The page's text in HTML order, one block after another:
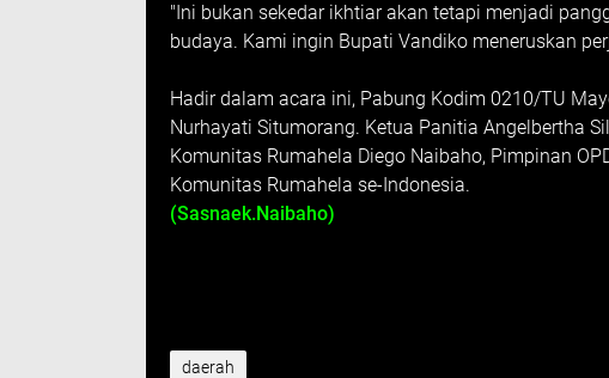
"Ini bukan sekedar ikhtiar akan tetapi menjadi
budaya. Kami ingin Bupati Vandiko meneruskan
Hadir dalam acara ini, Pabung Kodim 0210/TU
Nurhayati Situmorang. Ketua Panitia Angelbertha
Komunitas Rumahela Diego Naibaho, Pimpinan
Komunitas Rumahela se-Indonesia.
(Sasnaek.Naibaho)
daerah